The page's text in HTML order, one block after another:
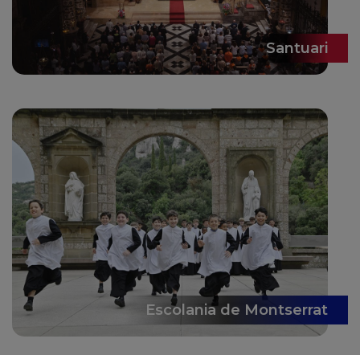
Santuari
Escolania de Montserrat